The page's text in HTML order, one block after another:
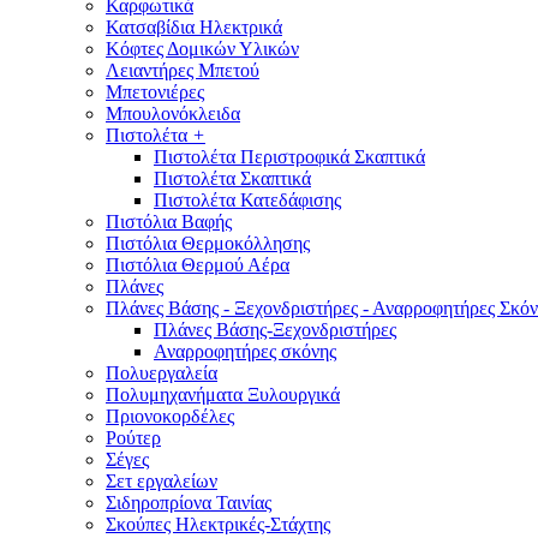
Καρφωτικά
Κατσαβίδια Ηλεκτρικά
Κόφτες Δομικών Υλικών
Λειαντήρες Μπετού
Μπετονιέρες
Μπουλονόκλειδα
Πιστολέτα +
Πιστολέτα Περιστροφικά Σκαπτικά
Πιστολέτα Σκαπτικά
Πιστολέτα Κατεδάφισης
Πιστόλια Βαφής
Πιστόλια Θερμοκόλλησης
Πιστόλια Θερμού Αέρα
Πλάνες
Πλάνες Βάσης - Ξεχονδριστήρες - Αναρροφητήρες
Πλάνες Βάσης-Ξεχονδριστήρες
Αναρροφητήρες σκόνης
Πολυεργαλεία
Πολυμηχανήματα Ξυλουργικά
Πριονοκορδέλες
Ρούτερ
Σέγες
Σετ εργαλείων
Σιδηροπρίονα Ταινίας
Σκούπες Ηλεκτρικές-Στάχτης